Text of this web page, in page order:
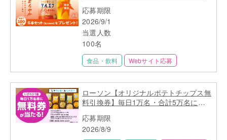
応募期限
2026/9/1
当選人数
100名
食品・飲料 Webサイト応募
ローソン【オリジナルポテトチップス無
料引換券】毎日1万名・合計5万名に当
応募期限
2026/8/9